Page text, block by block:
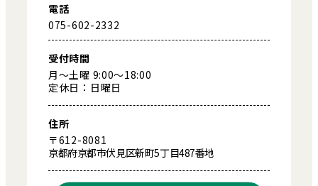
電話
075-602-2332
受付時間
月～土曜 9:00～18:00
定休日：日曜日
住所
〒612-8081
京都府京都市伏見区新町5丁目487番地